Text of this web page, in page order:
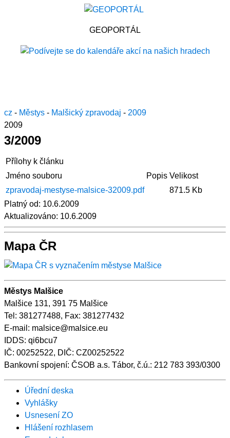
GEOPORTÁL
cz - Městys - Malšický zpravodaj - 2009
2009
3/2009
Přílohy k článku
Jméno souboru
Popis Velikost
zpravodaj-mestyse-malsice-32009.pdf
871.5 Kb
Platný od: 10.6.2009
Aktualizováno: 10.6.2009
Mapa ČR
Městys Malšice
Malšice 131, 391 75 Malšice
Tel: 381277488, Fax: 381277432
E-mail: malsice@malsice.eu
IDDS: qi6bcu7
IČ: 00252522, DIČ: CZ00252522
Bankovní spojení: ČSOB a.s. Tábor, č.ú.: 212 783 393/0300
Úřední deska
Vyhlášky
Usnesení ZO
Hlášení rozhlasem